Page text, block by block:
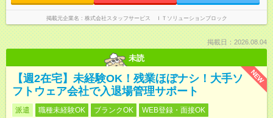
掲載元企業名 株式会社スタッフサービス ＩＴソリューションブロック
掲載日：2026.08.04
未読
NEW
【週2在宅】未経験OK！残業ほぼナシ！大手ソ
フトウェア会社で入退場管理サポート
派遣 職種未経験OK ブランクOK WEB登録・面接OK